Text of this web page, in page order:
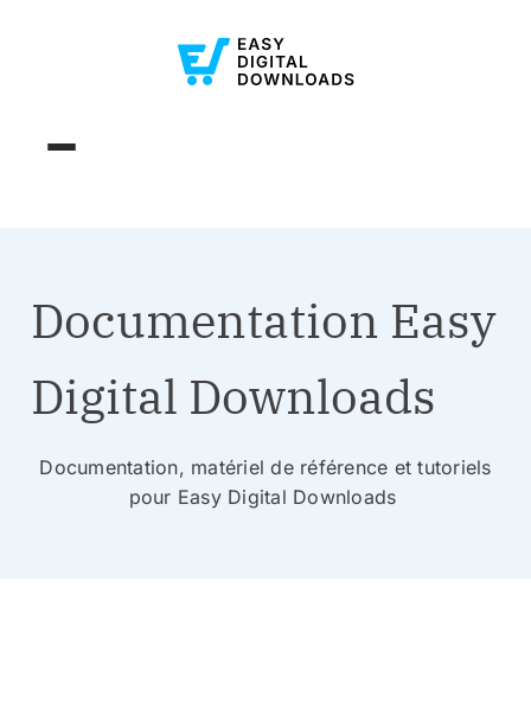
Documentation Easy
Digital Downloads
Documentation, matériel de référence et tutoriels
pour Easy Digital Downloads